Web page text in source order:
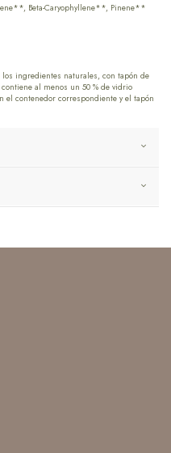
Beta-Caryophyllene**, Pinene**
ingredientes naturales, con tapón de
al menos un 50 % de vidrio
contenedor correspondiente y el tapón